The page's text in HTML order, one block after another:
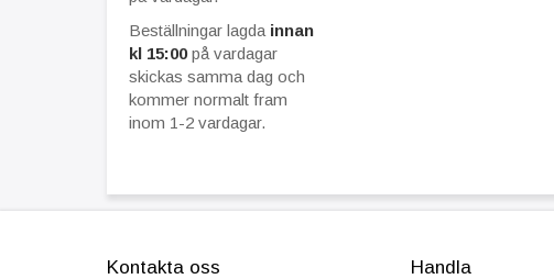
Beställningar lagda innan
kl 15:00på vardagar
skickas samma dag och
kommer normalt fram
inom 1-2 vardagar.
Kontakta oss Handla